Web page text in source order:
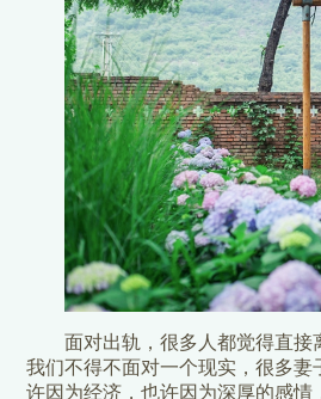
面对出轨，很多人都觉得直接
我们不得不面对一个现实，很多妻
许因为经济，也许因为深厚的感情